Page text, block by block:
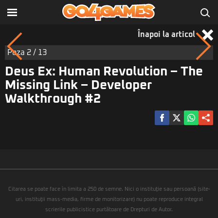
Înapoi la articol
Poza 2 / 13
Deus Ex: Human Revolution – The
Missing Link – Developer
Walkthrough #2
Citarea se poate face în limita a 250 de semne. Nici o instituţie sau persoană (site-
uri, instituţii mass-media, firme de monitorizare) nu poate reproduce integral
scrierile publicistice purtătoare de Drepturi de Autor.